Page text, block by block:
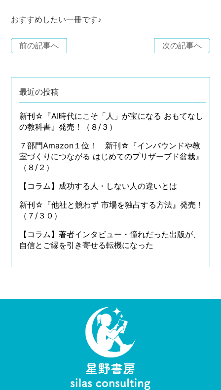
おすすめしたい一冊です♪
前の記事へ 次の記事へ
最近の投稿
新刊☆『AI時代にこそ「人」が宝になる おもてなし
の教科書』発売！（８/３）
７部門Amazon１位！ 新刊☆『インバウンドや教
室づくりにつながる はじめてのプリザーブド盆栽』
（８/２）
【コラム】成功する人・しない人の違いとは
新刊☆『他社と競わず 市場を独占する方法』発売！
（７/３０）
【コラム】著者インタビュー・憧れだった出版が、
自信とご縁を引き寄せる転機になった